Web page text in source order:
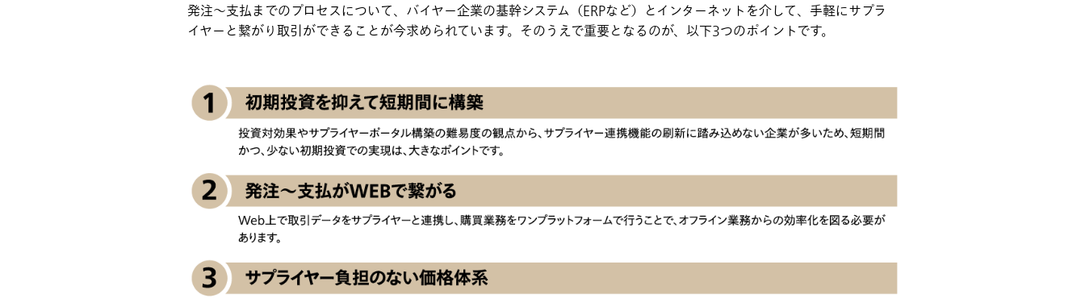
発注～支払までのプロセスについて、バイヤー企業の基幹システム（ERPなど）とインターネットを介して、手軽にサプラ
イヤーと繋がり取引ができることが今求められています。そのうえで重要となるのが、以下3つのポイントです。